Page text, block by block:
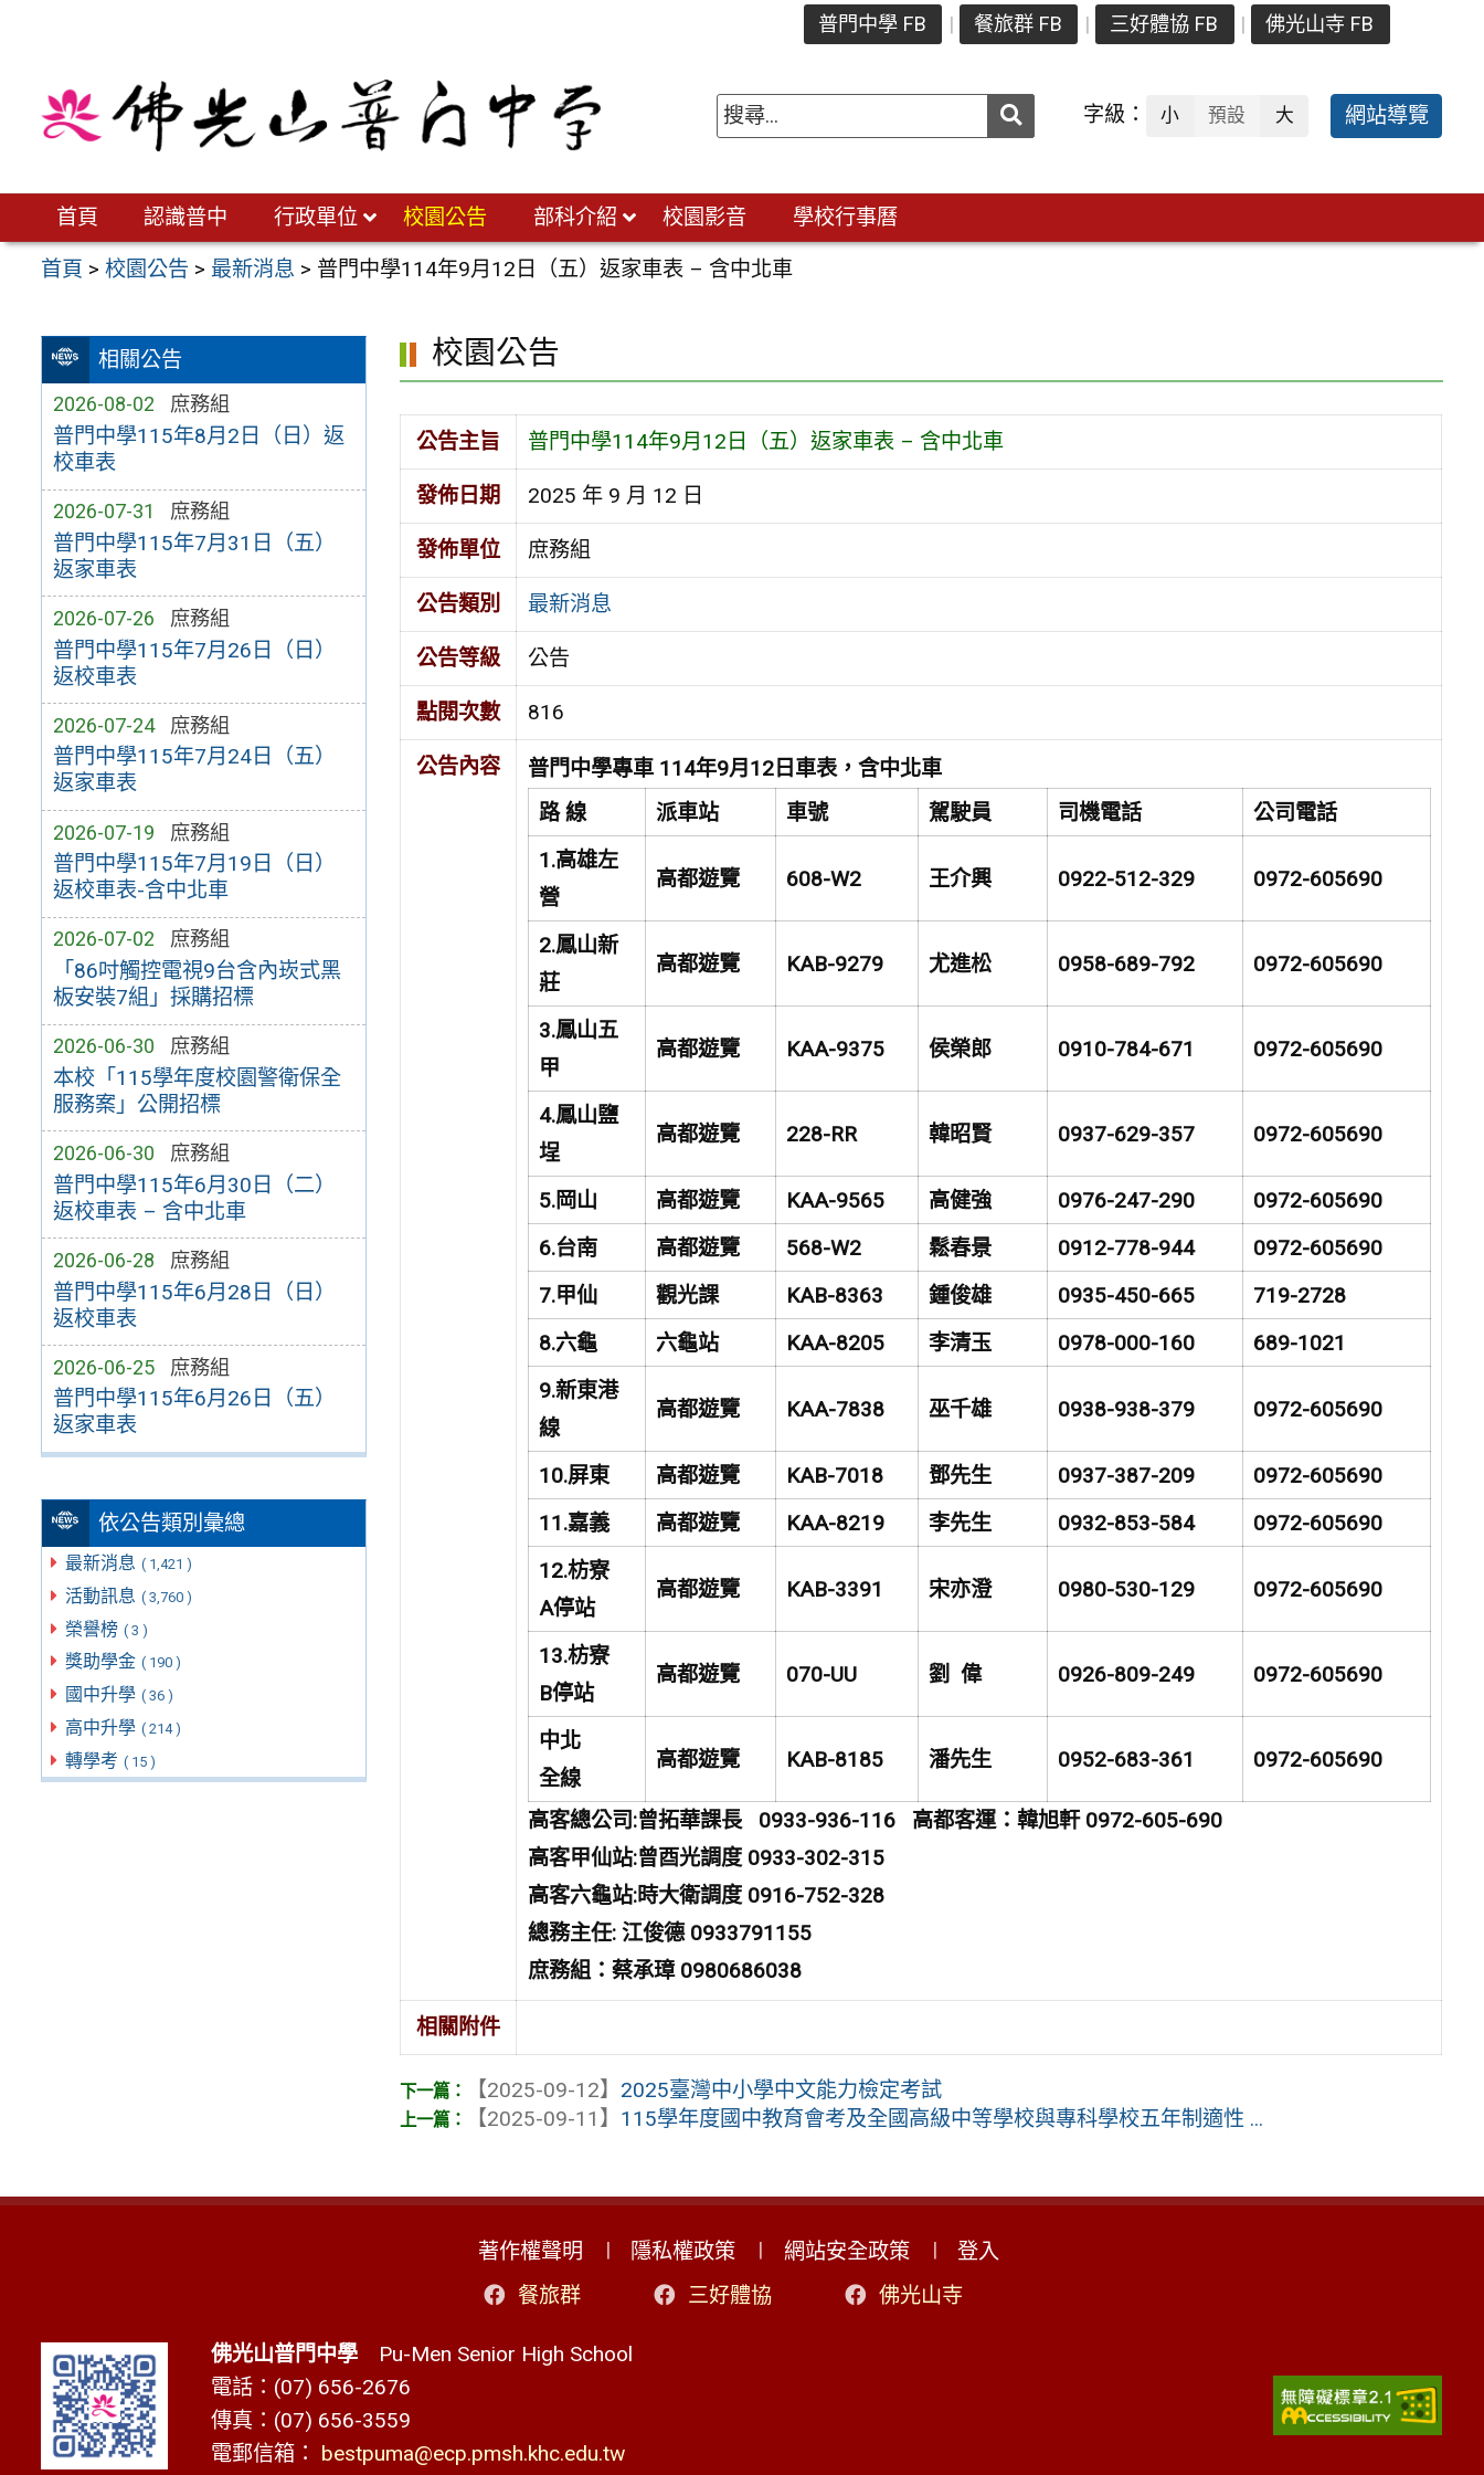
普門中學 FB 餐旅群 FB 三好體協 FB 佛光山寺 FB
送出 字級： 小 預設 大 網站導覽
首頁 認識普中 行政單位 校園公告 部科介紹 校園影音 學校行事曆
首頁 >校園公告 > 最新消息 > 普門中學114年9月12日（五）返家車表 – 含中北車
相關公告
2026-08-02 庶務組
普門中學115年8月2日（日）返
校車表
2026-07-31 庶務組
普門中學115年7月31日（五）
返家車表
2026-07-26 庶務組
普門中學115年7月26日（日）
返校車表
2026-07-24 庶務組
普門中學115年7月24日（五）
返家車表
2026-07-19 庶務組
普門中學115年7月19日（日）
返校車表-含中北車
2026-07-02 庶務組
「86吋觸控電視9台含內崁式黑
板安裝7組」採購招標
2026-06-30 庶務組
本校「115學年度校園警衛保全
服務案」公開招標
2026-06-30 庶務組
普門中學115年6月30日（二）
返校車表 – 含中北車
2026-06-28 庶務組
普門中學115年6月28日（日）
返校車表
2026-06-25 庶務組
普門中學115年6月26日（五）
返家車表
依公告類別彙總
最新消息 ( 1,421 )
活動訊息 ( 3,760 )
榮譽榜 ( 3 )
獎助學金 ( 190 )
國中升學 ( 36 )
高中升學 ( 214 )
轉學考 ( 15 )
校園公告
公告主旨 普門中學114年9月12日（五）返家車表 – 含中北車
發佈日期 2025 年 9 月 12 日
發佈單位 庶務組
公告類別 最新消息
公告等級 公告
點閱次數 816
公告內容
普門中學專車 114年9月12日車表，含中北車
路 線
派車站 車號 駕駛員 司機電話
公司電話
1.高雄左
營
高都遊覽 608-W2 王介興 0922-512-329 0972-605690
2.鳳山新
莊
高都遊覽 KAB-9279 尤進松 0958-689-792 0972-605690
3.鳳山五
甲
高都遊覽 KAA-9375 侯榮郎 0910-784-671 0972-605690
4.鳳山鹽
埕
高都遊覽 228-RR 韓昭賢 0937-629-357 0972-605690
5.岡山 高都遊覽 KAA-9565 高健強 0976-247-290
0972-605690
6.台南 高都遊覽 568-W2 鬆春景 0912-778-944
0972-605690
7.甲仙 觀光課 KAB-8363 鍾俊雄 0935-450-665
719-2728
8.六龜 六龜站 KAA-8205 李清玉 0978-000-160
689-1021
9.新東港
線
高都遊覽 KAA-7838 巫千雄 0938-938-379 0972-605690
10.屏東 高都遊覽 KAB-7018 鄧先生 0937-387-209
0972-605690
11.嘉義 高都遊覽 KAA-8219 李先生 0932-853-584
0972-605690
12.枋寮
A停站
高都遊覽 KAB-3391 宋亦澄 0980-530-129 0972-605690
13.枋寮
B停站
高都遊覽 070-UU 劉 偉 0926-809-249 0972-605690
中北
全線
高都遊覽 KAB-8185 潘先生 0952-683-361 0972-605690
高客總公司:曾拓華課長 0933-936-116 高都客運：韓旭軒 0972-605-690
高客甲仙站:曾酉光調度 0933-302-315
高客六龜站:時大衛調度 0916-752-328
總務主任: 江俊德 0933791155
庶務組：蔡承璋 0980686038
相關附件
【2025-09-12】 2025臺灣中小學中文能力檢定考試
【2025-09-11】 115學年度國中教育會考及全國高級中等學校與專科學校五年制適性 ...
著作權聲明 隱私權政策 網站安全政策
登入
餐旅群
三好體協 佛光山寺
佛光山普門中學Pu-Men Senior High School
電話：(07) 656-2676
傳真：(07) 656-3559
電郵信箱： bestpuma@ecp.pmsh.khc.edu.tw